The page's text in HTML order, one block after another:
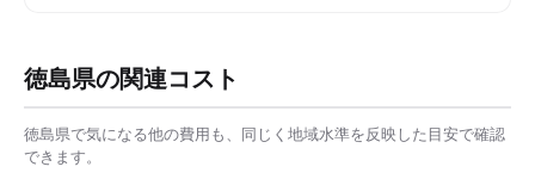
徳島県の関連コスト
徳島県で気になる他の費用も、同じく地域水準を反映した目安で確認
できます。